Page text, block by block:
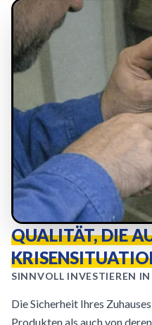
QUALITÄT, DIE
SINNVOLL INVESTIEREN
Die Sicherheit Ihres
Produkten als auch von